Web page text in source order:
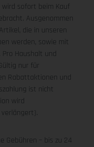
sofort beim Kauf
Ausgenommen
die in unseren
werden, sowie mit
Pro Haushalt und
nur für
Rabattaktionen und
ist nicht
wird
Gebühren – bis zu 24